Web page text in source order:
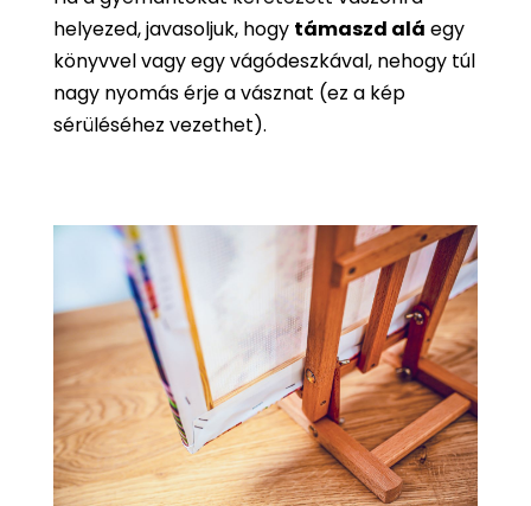
helyezed, javasoljuk, hogy támaszd alá egy
könyvvel vagy egy vágódeszkával, nehogy túl
nagy nyomás érje a vásznat (ez a kép
sérüléséhez vezethet).